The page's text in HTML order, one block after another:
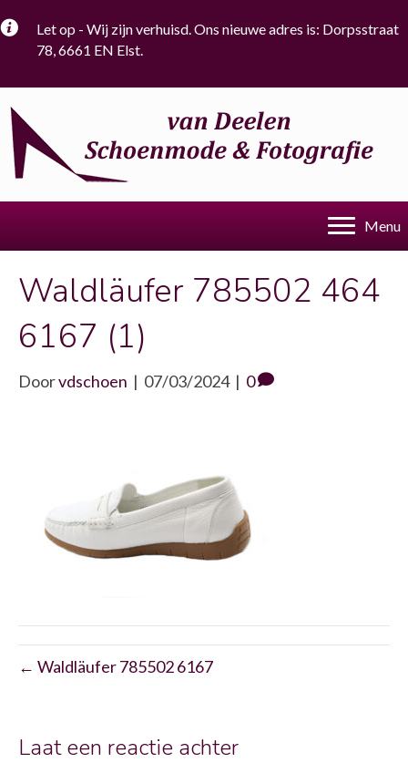
Let op - Wij zijn verhuisd. Ons nieuwe adres is: Dorpsstraat
78, 6661 EN Elst.
Menu
Waldläufer 785502 464
6167 (1)
Doorvdschoen | 07/03/2024 | 0
← Waldläufer 785502 6167
Laat een reactie achter